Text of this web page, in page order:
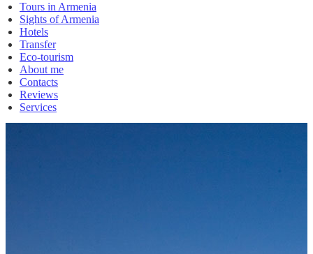
Tours in Armenia
Sights of Armenia
Hotels
Transfer
Eco-tourism
About me
Contacts
Reviews
Services